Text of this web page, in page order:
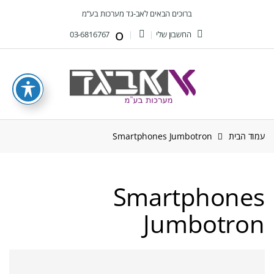
ברוכים הבאים לאב-גד מערכות בע”מ
החשבון שלי
עמוד הבית Smartphones Jumbotron
Smartphones
Jumbotron